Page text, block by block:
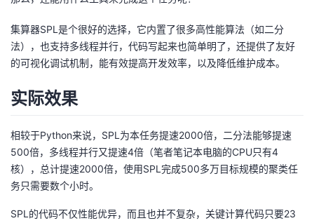
集算器SPL是个很好的选择，它内置了很多高性能算法（如二分
法），也支持多线程并行，代码写起来也简单明了，还提供了友好
的可视化调试机制，能有效提高开发效率，以及降低维护成本。
实际效果
相较于Python来说，SPL为本任务提速2000倍，二分法能够提速
500倍，多线程并行又提速4倍（笔者笔记本电脑的CPU只有4
核），总计提速2000倍，使用SPL完成500多万目标规模的聚类任
务只需要数个小时。
SPL的代码不仅性能优异，而且也并不复杂，关键计算代码只要23